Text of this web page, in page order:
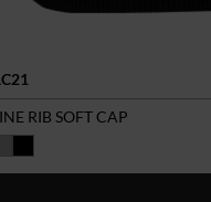
RIB SOFT CAP